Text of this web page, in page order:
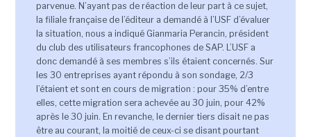
parvenue. N’ayant pas de réaction de leur part à ce sujet,
la filiale française de l’éditeur a demandé à l’USF d’évaluer
la situation, nous a indiqué Gianmaria Perancin, président
du club des utilisateurs francophones de SAP. L’USF a
donc demandé à ses membres s’ils étaient concernés. Sur
les 30 entreprises ayant répondu à son sondage, 2/3
l’étaient et sont en cours de migration : pour 35% d’entre
elles, cette migration sera achevée au 30 juin, pour 42%
après le 30 juin. En revanche, le dernier tiers disait ne pas
être au courant, la moitié de ceux-ci se disant pourtant